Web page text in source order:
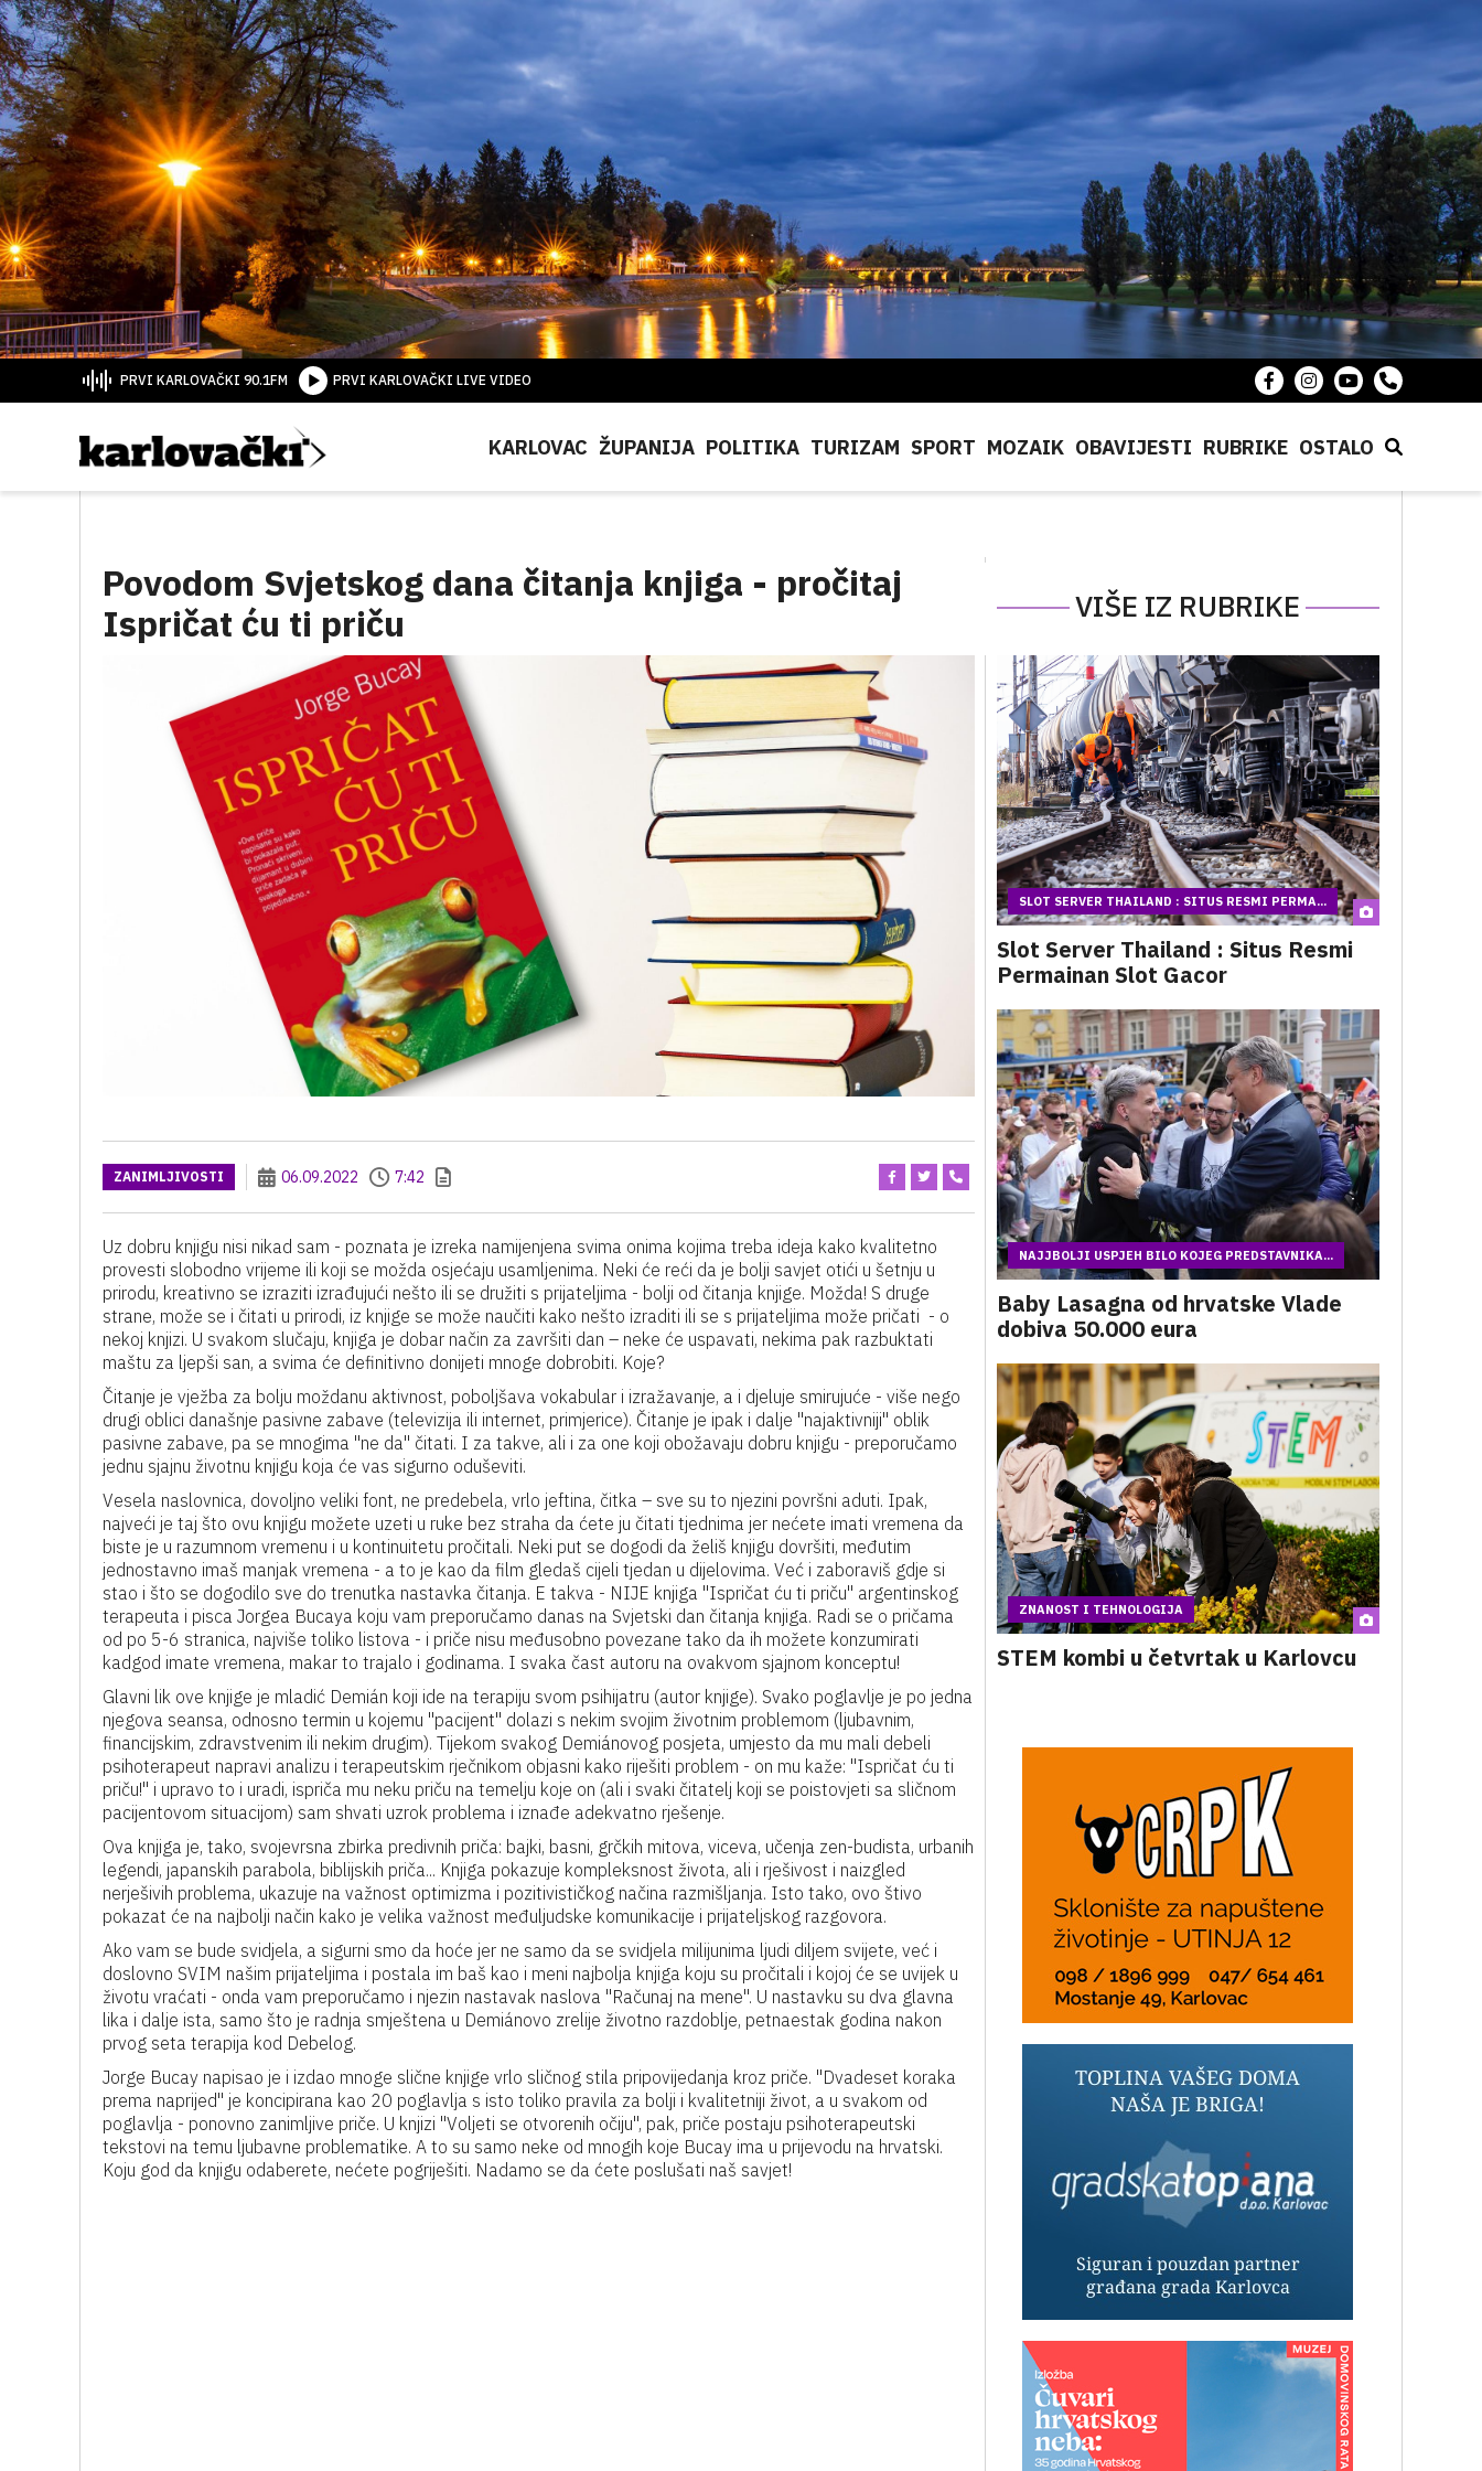
PRVI KARLOVAČKI 90.1FM PRVI KARLOVAČKI LIVE VIDEO
KARLOVAC ŽUPANIJA POLITIKA TURIZAM SPORT MOZAIK OBAVIJESTI RUBRIKE OSTALO
Povodom Svjetskog dana čitanja knjiga - pročitaj
Ispričat ću ti priču
VIŠE IZ RUBRIKE
ZANIMLJIVOSTI 06.09.2022 7:42
Uz dobru knjigu nisi nikad sam - poznata je izreka namijenjena svima onima kojima treba ideja kako kvalitetno
provesti slobodno vrijeme ili koji se možda osjećaju usamljenima. Neki će reći da je bolji savjet otići u šetnju u
prirodu, kreativno se izraziti izrađujući nešto ili se družiti s prijateljima - bolji od čitanja knjige. Možda! S druge
strane, može se i čitati u prirodi, iz knjige se može naučiti kako nešto izraditi ili se s prijateljima može pričati - o
nekoj knjizi. U svakom slučaju, knjiga je dobar način za završiti dan – neke će uspavati, nekima pak razbuktati
maštu za ljepši san, a svima će definitivno donijeti mnoge dobrobiti. Koje?
Čitanje je vježba za bolju moždanu aktivnost, poboljšava vokabular i izražavanje, a i djeluje smirujuće - više nego
drugi oblici današnje pasivne zabave (televizija ili internet, primjerice). Čitanje je ipak i dalje ''najaktivniji'' oblik
pasivne zabave, pa se mnogima ''ne da'' čitati. I za takve, ali i za one koji obožavaju dobru knjigu - preporučamo
jednu sjajnu životnu knjigu koja će vas sigurno oduševiti.
Vesela naslovnica, dovoljno veliki font, ne predebela, vrlo jeftina, čitka – sve su to njezini površni aduti. Ipak,
najveći je taj što ovu knjigu možete uzeti u ruke bez straha da ćete ju čitati tjednima jer nećete imati vremena da
biste je u razumnom vremenu i u kontinuitetu pročitali. Neki put se dogodi da želiš knjigu dovršiti, međutim
jednostavno imaš manjak vremena - a to je kao da film gledaš cijeli tjedan u dijelovima. Već i zaboraviš gdje si
stao i što se dogodilo sve do trenutka nastavka čitanja. E takva - NIJE knjiga ''Ispričat ću ti priču'' argentinskog
terapeuta i pisca Jorgea Bucaya koju vam preporučamo danas na Svjetski dan čitanja knjiga. Radi se o pričama
od po 5-6 stranica, najviše toliko listova - i priče nisu međusobno povezane tako da ih možete konzumirati
kadgod imate vremena, makar to trajalo i godinama. I svaka čast autoru na ovakvom sjajnom konceptu!
Glavni lik ove knjige je mladić Demián koji ide na terapiju svom psihijatru (autor knjige). Svako poglavlje je po jedna
njegova seansa, odnosno termin u kojemu ''pacijent'' dolazi s nekim svojim životnim problemom (ljubavnim,
financijskim, zdravstvenim ili nekim drugim). Tijekom svakog Demiánovog posjeta, umjesto da mu mali debeli
psihoterapeut napravi analizu i terapeutskim rječnikom objasni kako riješiti problem - on mu kaže: ''Ispričat ću ti
priču!'' i upravo to i uradi, ispriča mu neku priču na temelju koje on (ali i svaki čitatelj koji se poistovjeti sa sličnom
pacijentovom situacijom) sam shvati uzrok problema i iznađe adekvatno rješenje.
Ova knjiga je, tako, svojevrsna zbirka predivnih priča: bajki, basni, grčkih mitova, viceva, učenja zen-budista, urbanih
legendi, japanskih parabola, biblijskih priča... Knjiga pokazuje kompleksnost života, ali i rješivost i naizgled
nerješivih problema, ukazuje na važnost optimizma i pozitivističkog načina razmišljanja. Isto tako, ovo štivo
pokazat će na najbolji način kako je velika važnost međuljudske komunikacije i prijateljskog razgovora.
Ako vam se bude svidjela, a sigurni smo da hoće jer ne samo da se svidjela milijunima ljudi diljem svijete, već i
doslovno SVIM našim prijateljima i postala im baš kao i meni najbolja knjiga koju su pročitali i kojoj će se uvijek u
životu vraćati - onda vam preporučamo i njezin nastavak naslova ''Računaj na mene''. U nastavku su dva glavna
lika i dalje ista, samo što je radnja smještena u Demiánovo zrelije životno razdoblje, petnaestak godina nakon
prvog seta terapija kod Debelog.
Jorge Bucay napisao je i izdao mnoge slične knjige vrlo sličnog stila pripovijedanja kroz priče. ''Dvadeset koraka
prema naprijed'' je koncipirana kao 20 poglavlja s isto toliko pravila za bolji i kvalitetniji život, a u svakom od
poglavlja - ponovno zanimljive priče. U knjizi ''Voljeti se otvorenih očiju'', pak, priče postaju psihoterapeutski
tekstovi na temu ljubavne problematike. A to su samo neke od mnogih koje Bucay ima u prijevodu na hrvatski.
Koju god da knjigu odaberete, nećete pogriješiti. Nadamo se da ćete poslušati naš savjet!
SLOT SERVER THAILAND : SITUS RESMI PERMA...
Slot Server Thailand : Situs Resmi
Permainan Slot Gacor
NAJJBOLJI USPJEH BILO KOJEG PREDSTAVNIKA...
Baby Lasagna od hrvatske Vlade
dobiva 50.000 eura
ZNANOST I TEHNOLOGIJA
STEM kombi u četvrtak u Karlovcu